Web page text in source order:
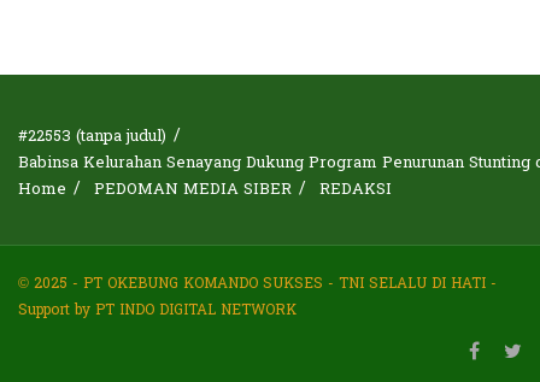
#22553 (tanpa judul)
Babinsa Kelurahan Senayang Dukung Program Penurunan
Home
PEDOMAN MEDIA SIBER REDAKSI
© 2025 - PT OKEBUNG KOMANDO SUKSES - TNI SELALU DI HATI -
Support by PT INDO DIGITAL NETWORK